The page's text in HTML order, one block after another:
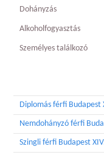
Dohányzás
Alkoholfogyasztás
Személyes találkozó
Diplomás férfi Budapest
Nemdohányzó férfi
Szingli férfi Budapest